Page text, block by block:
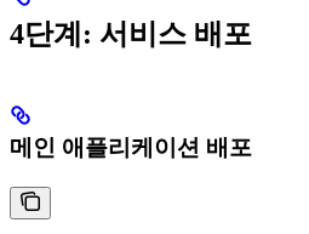
4단계: 서비스 배포
메인 애플리케이션 배포